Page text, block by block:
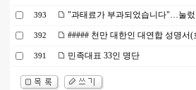
393 "과태료가 부과되었습니다"…눌
392 ##### 천만 대한인 대연합 성명서
391 민족대표 33인 명단